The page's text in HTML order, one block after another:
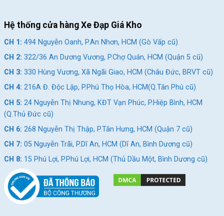
Hệ thống cửa hàng Xe Đạp Giá Kho
CH 1: 494 Nguyễn Oanh, P.An Nhơn, HCM (Gò Vấp cũ)
CH 2: 322/36 An Dương Vương, P.Chợ Quán, HCM (Quận 5 cũ)
CH 3: 330 Hùng Vương, Xã Ngãi Giao, HCM (Châu Đức, BRVT cũ)
CH 4: 216A Đ. Độc Lập, P.Phú Thọ Hòa, HCM(Q.Tân Phú cũ)
CH 5: 24 Nguyễn Thị Nhung, KĐT Vạn Phúc, P.Hiệp Bình, HCM
(Q.Thủ Đức cũ)
CH 6: 268 Nguyễn Thị Thập, P.Tân Hưng, HCM (Quận 7 cũ)
CH 7: 05 Nguyễn Trãi, P.Dĩ An, HCM (Dĩ An, Bình Dương cũ)
CH 8: 15 Phú Lợi, P.Phú Lợi, HCM (Thủ Dầu Một, Bình Dương cũ)